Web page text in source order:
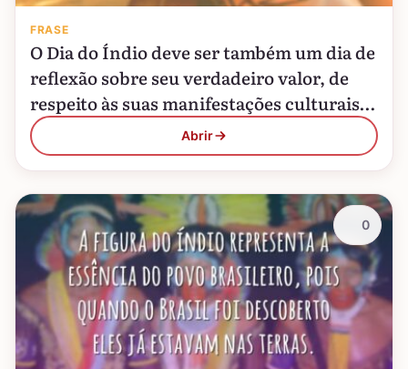
FRASE
O Dia do Índio deve ser também um dia de
reflexão sobre seu verdadeiro valor, de
respeito às suas manifestações culturais e
da tão merecida liberdade a que…
Abrir
0